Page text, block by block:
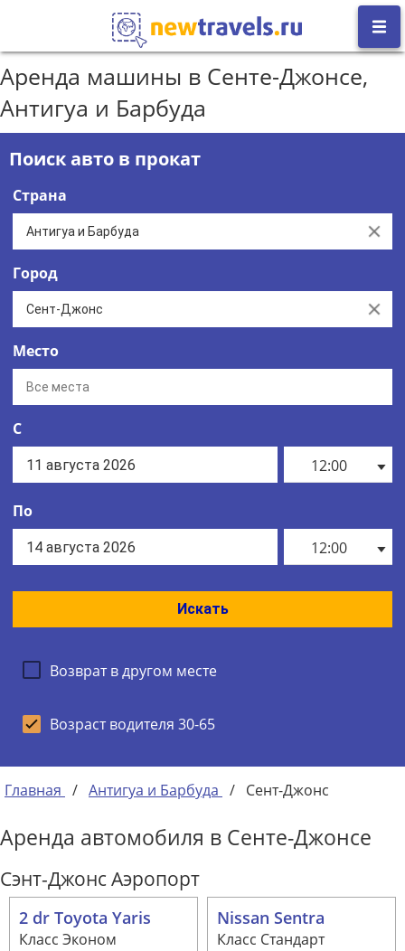
Аренда машины в Сенте-Джонсе,
Антигуа и Барбуда
Поиск авто в прокат
Страна
Clear
Город
Clear
Место
С
12:00
По
12:00
Искать
Возврат в другом месте
Возраст водителя 30-65
Главная / Антигуа и Барбуда / Сент-Джонс
Аренда автомобиля в Сенте-Джонсе
Сэнт-Джонс Аэропорт
2 dr Toyota Yaris
Класс Эконом
Nissan Sentra
Класс Стандарт